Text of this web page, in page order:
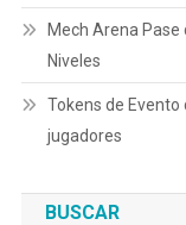
Mech Arena
Niveles
Tokens de Evento
jugadores
BUSCAR